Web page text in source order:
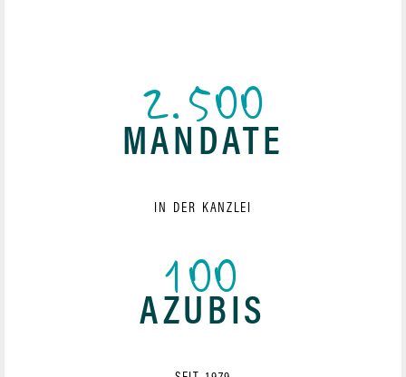
2.500
MANDATE
IN DER KANZLEI
100
AZUBIS